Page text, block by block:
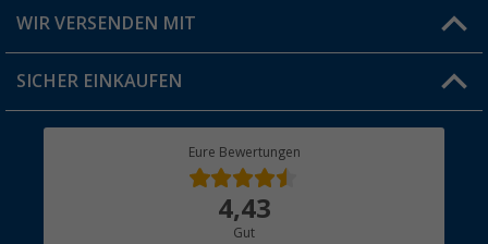
Jobs & Karriere
Versandinformationen
Rücksendung
WIR VERSENDEN MIT
SICHER EINKAUFEN
Eure Bewertungen
4,43
Gut